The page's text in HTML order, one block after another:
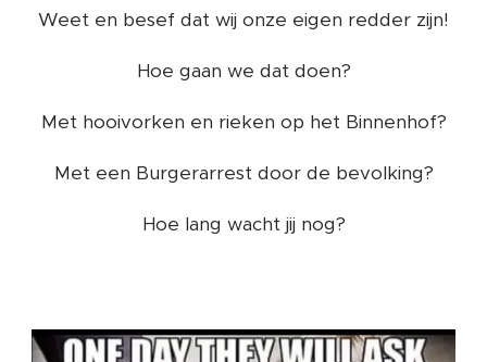
Weet en besef dat wij onze eigen redder zijn!
Hoe gaan we dat doen?
Met hooivorken en rieken op het Binnenhof?
Met een Burgerarrest door de bevolking?
Hoe lang wacht jij nog?